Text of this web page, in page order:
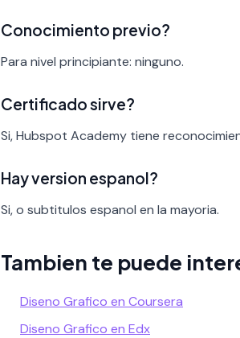
Conocimiento previo?
Para nivel principiante: ninguno.
Certificado sirve?
Si, Hubspot Academy tiene
Hay version espanol?
Si, o subtitulos espanol en la mayoria.
Tambien te puede
Diseno Grafico en Coursera
Diseno Grafico en Edx